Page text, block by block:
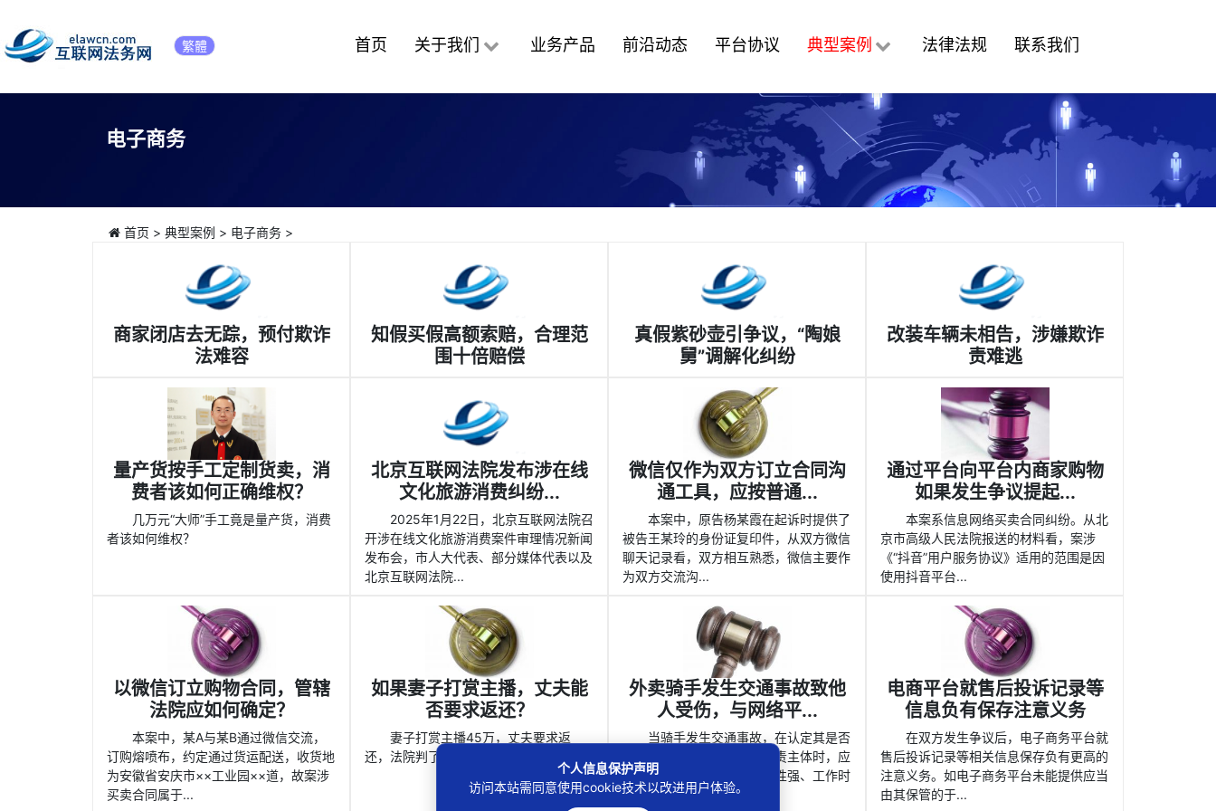
繁體 首页 关于我们 业务产品 前沿动态 平台协议 典型案例 法律法规 联系我们
电子商务
首页 > 典型案例 > 电子商务>
商家闭店去无踪，预付欺诈
法难容
知假买假高额索赔，合理范
围十倍赔偿
真假紫砂壶引争议，“陶娘
舅”调解化纠纷
改装车辆未相告，涉嫌欺诈
责难逃
量产货按手工定制货卖，消
费者该如何正确维权？
几万元“大师”手工竟是量产货，消费
者该如何维权？
北京互联网法院发布涉在线
文化旅游消费纠纷...
2025年1月22日，北京互联网法院召
开涉在线文化旅游消费案件审理情况新闻
发布会，市人大代表、部分媒体代表以及
北京互联网法院...
微信仅作为双方订立合同沟
通工具，应按普通...
本案中，原告杨某霞在起诉时提供了
被告王某玲的身份证复印件，从双方微信
聊天记录看，双方相互熟悉，微信主要作
为双方交流沟...
通过平台向平台内商家购物
如果发生争议提起...
本案系信息网络买卖合同纠纷。从北
京市高级人民法院报送的材料看，案涉
《“抖音”用户服务协议》适用的范围是因
使用抖音平台...
以微信订立购物合同，管辖
法院应如何确定？
本案中，某A与某B通过微信交流，
订购熔喷布，约定通过货运配送，收货地
为安徽省安庆市××工业园××道，故案涉
买卖合同属于...
如果妻子打赏主播，丈夫能
否要求返还？
妻子打赏主播45万，丈夫要求返
还，法院判了！
外卖骑手发生交通事故致他
人受伤，与网络平...
当骑手发生交通事故，在认定其是否
执行工作任务，进而确定承责主体时，应
结合其工作随机性强，自主性强、工作时
间地点灵活多...
电商平台就售后投诉记录等
信息负有保存注意义务
在双方发生争议后，电子商务平台就
售后投诉记录等相关信息保存负有更高的
注意义务。如电子商务平台未能提供应当
由其保管的于...
个人信息保护声明
访问本站需同意使用cookie技术以改进用户体验。